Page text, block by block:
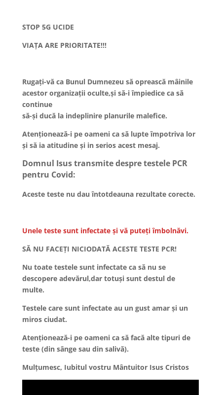
STOP 5G UCIDE
VIAȚA ARE PRIORITATE!!!
Rugați-vă ca Bunul Dumnezeu să oprească mâinile
acestor organizații oculte,și să-i împiedice ca să
continue
să-și ducă la indeplinire planurile malefice.
Atenționează-i pe oameni ca să lupte împotriva lor
și să ia atitudine și in serios acest mesaj.
Domnul Isus transmite despre testele PCR
pentru Covid:
Aceste teste nu dau întotdeauna rezultate corecte.
Unele teste sunt infectate și vă puteți îmbolnăvi.
SĂ NU FACEȚI NICIODATĂ ACESTE TESTE PCR!
Nu toate testele sunt infectate ca să nu se
descopere adevărul,dar totuși sunt destul de
multe.
Testele care sunt infectate au un gust amar și un
miros ciudat.
Atenționează-i pe oameni ca să facă alte tipuri de
teste (din sânge sau din salivă).
Mulțumesc, Iubitul vostru Mântuitor Isus Cristos